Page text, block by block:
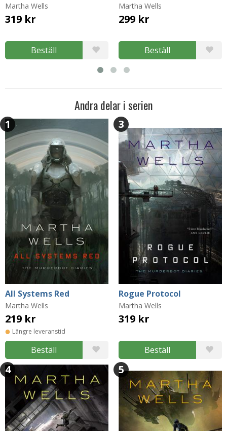
Martha Wells
319 kr
Beställ
Martha Wells
299 kr
Beställ
Andra delar i serien
1
All Systems Red
Martha Wells
219 kr
Längre leveranstid
Beställ
3
Rogue Protocol
Martha Wells
319 kr
Beställ
4 5